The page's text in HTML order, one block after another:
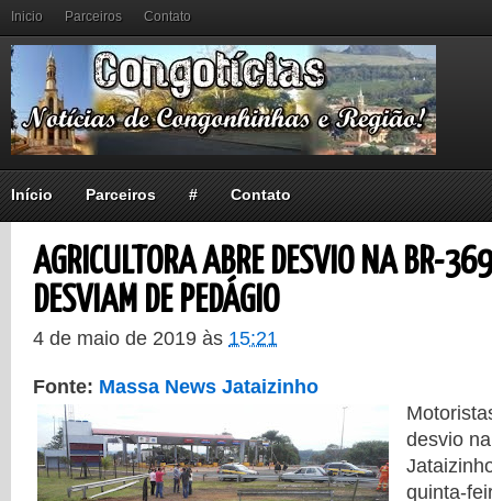
Inicio Parceiros Contato
Início Parceiros # Contato
AGRICULTORA ABRE DESVIO NA BR-
DESVIAM DE PEDÁGIO
4 de maio de 2019 às 15:21
Fonte: Massa News Jataizinho
desvio
quinta-